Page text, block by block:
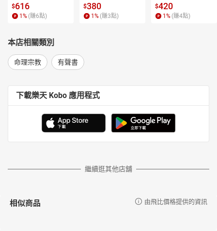
$616
1 % (賺6點)
率最高的孔子篇】
逗趣的文配圖情境
式講解，學習聖人
$380
1 % (賺3點)
$420
1 % (賺4點)
本店相關類別
命理宗教 有聲書
下載樂天 Kobo 應用程式
繼續逛其他店舖
相似商品 由飛比價格提供的資訊